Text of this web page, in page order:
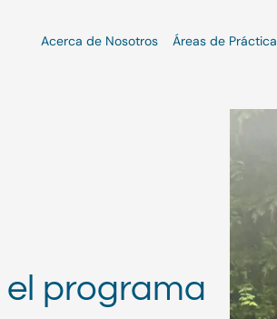
Acerca de Nosotros Áreas de Práctica
programa